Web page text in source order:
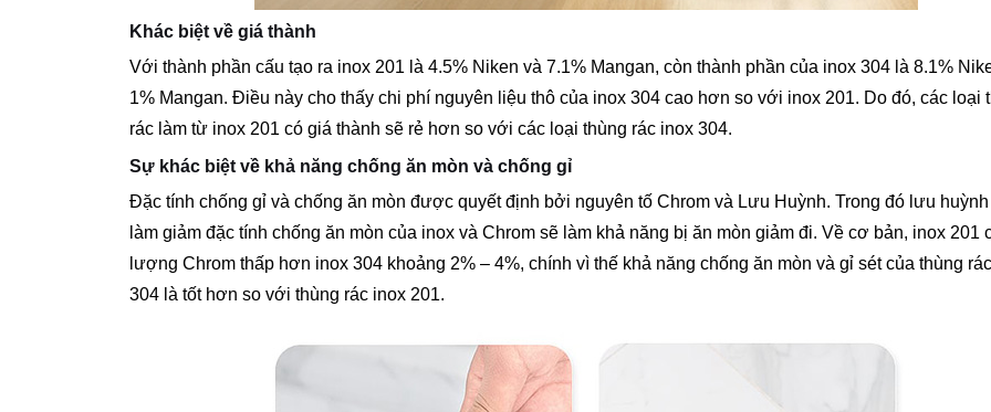
Khác biệt về giá thành
Với thành phần cấu tạo ra inox 201 là 4.5% Niken và 7.1% Mangan, còn thành phần của inox 304 là 8.1%
1% Mangan. Điều này cho thấy chi phí nguyên liệu thô của inox 304 cao hơn so với inox 201. Do đó, các loại
rác làm từ inox 201 có giá thành sẽ rẻ hơn so với các loại thùng rác inox 304.
Sự khác biệt về khả năng chống ăn mòn và chống gỉ
Đặc tính chống gỉ và chống ăn mòn được quyết định bởi nguyên tố Chrom và Lưu Huỳnh. Trong đó lưu
làm giảm đặc tính chống ăn mòn của inox và Chrom sẽ làm khả năng bị ăn mòn giảm đi. Về cơ bản, inox 201
lượng Chrom thấp hơn inox 304 khoảng 2% – 4%, chính vì thế khả năng chống ăn mòn và gỉ sét của thùng
304 là tốt hơn so với thùng rác inox 201.